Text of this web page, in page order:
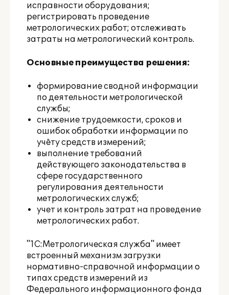
исправности оборудования;
регистрировать проведение
метрологических работ; отслеживать
затраты на метрологический контроль.
Основные преимущества решения:
формирование сводной информации
по деятельности метрологической
службы;
снижение трудоемкости, сроков и
ошибок обработки информации по
учёту средств измерений;
выполнение требований
действующего законодательства в
сфере государственного
регулирования деятельности
метрологических служб;
учет и контроль затрат на проведение
метрологических работ.
"1С:Метрологическая служба" имеет
встроенный механизм загрузки
нормативно-справочной информации о
типах средств измерений из
Федерального информационного фонда